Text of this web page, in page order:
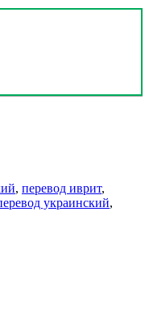
, перевод иврит,
украинский,